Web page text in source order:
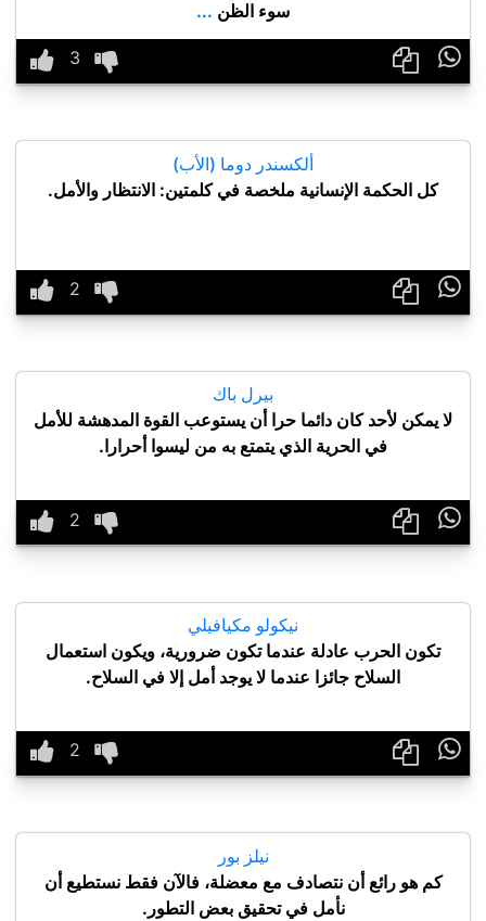
سوء الظن ...

ألكسندر دوما (الأب)
كل الحكمة الإنسانية ملخصة في كلمتين: الانتظار والأمل.

بيرل باك
لا يمكن لأحد كان دائما حرا أن يستوعب القوة المدهشة للأمل
في الحرية الذي يتمتع به من ليسوا أحرارا.

نيكولو مكيافيلي
تكون الحرب عادلة عندما تكون ضرورية، ويكون استعمال
السلاح جائزا عندما لا يوجد أمل إلا في السلاح.

نيلز بور
كم هو رائع أن نتصادف مع معضلة، فالآن فقط نستطيع أن
نأمل في تحقيق بعض التطور.